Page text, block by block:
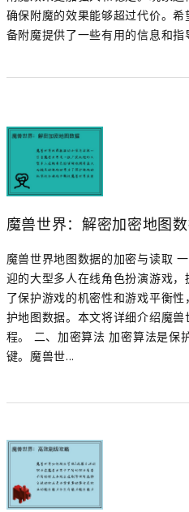
确保附魔的效果能够超过代价。
备附魔提供了一些有用的信息和指
魔兽世界：解密加密地图
魔兽世界地图数据的加密与读取
迎的大型多人在线角色扮演游戏
了保护游戏的机密性和游戏平衡
护地图数据。本文将详细介绍魔
程。 二、加密算法 加密算法是保
键。魔兽世...